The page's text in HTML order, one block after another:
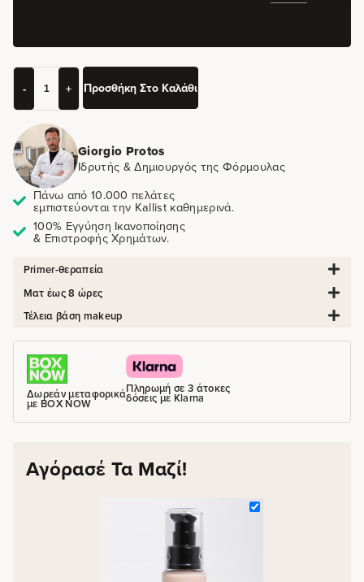
- + Προσθήκη Στο Καλάθι
Giorgio Protos
Ιδρυτής & Δημιουργός της Φόρμουλας
Πάνω από 10.000 πελάτες
εμπιστεύονται την Kallist καθημερινά.
100% Εγγύηση Ικανοποίησης
& Επιστροφής Χρημάτων.
Primer-θεραπεία
Ματ έως 8 ώρες
Τέλεια βάση makeup
Δωρεάν μεταφορικά
με BOX NOW
Πληρωμή σε 3 άτοκες
δόσεις με Klarna
Αγόρασέ Τα Μαζί!